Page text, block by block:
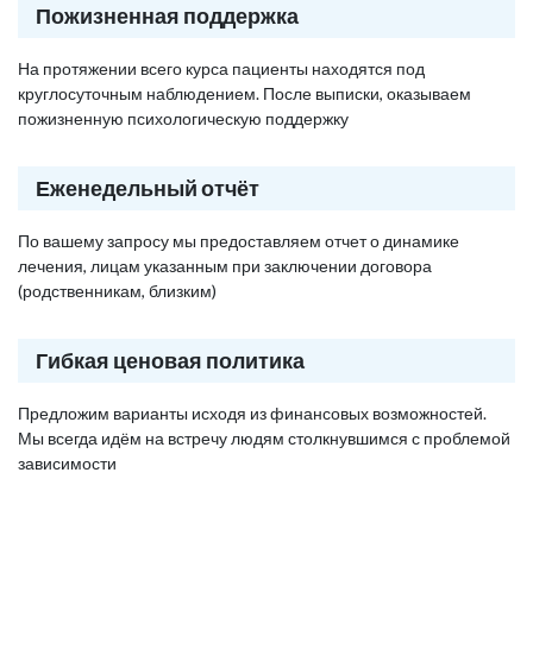
Пожизненная поддержка
На протяжении всего курса пациенты находятся под
круглосуточным наблюдением. После выписки, оказываем
пожизненную психологическую поддержку
Еженедельный отчёт
По вашему запросу мы предоставляем отчет о динамике
лечения, лицам указанным при заключении договора
(родственникам, близким)
Гибкая ценовая политика
Предложим варианты исходя из финансовых возможностей.
Мы всегда идём на встречу людям столкнувшимся с проблемой
зависимости